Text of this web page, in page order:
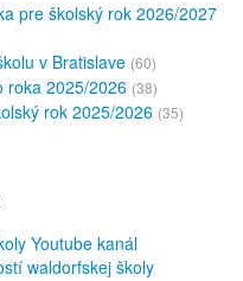
pre školský rok 2026/2027
v Bratislave (60)
roka 2025/2026 (38)
rok 2025/2026 (35)
Youtube kanál
waldorfskej školy